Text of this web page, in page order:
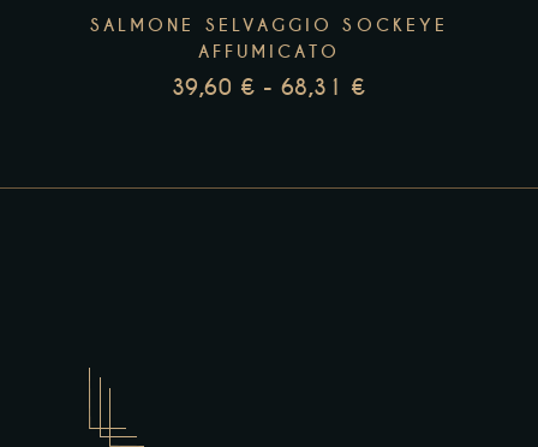
essere
scelte
nella
prodotto
SALMONE SELVAGGIO SOCKEYE
AFFUMICATO
39,60 € - 68,31 €